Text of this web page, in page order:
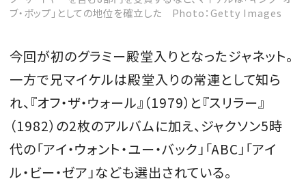
ブ・ポップ」としての地位を確立した Photo：Getty Images
今回が初のグラミー殿堂入りとなったジャネット。
一方で兄マイケルは殿堂入りの常連として知ら
れ、『オフ・ザ・ウォール』（1979）と『スリラー』
（1982）の2枚のアルバムに加え、ジャクソン5時
代の「アイ・ウォント・ユー・バック」「ABC」「アイ
ル・ビー・ゼア」なども選出されている。